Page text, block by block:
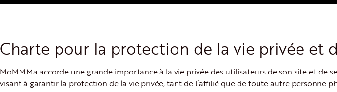
Charte pour la protection de la vie privée et
MoMMMa accorde une grande importance à la vie privée des utilisateurs de son site et
visant à garantir la protection de la vie privée, tant de l’affilié que de toute autre personne